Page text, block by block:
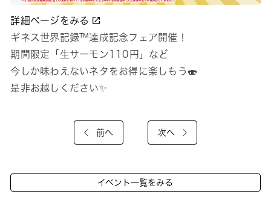
詳細ページをみる
ギネス世界記録™達成記念フェア開催！
期間限定「生サーモン110円」など
今しか味わえないネタをお得に楽しもう🍣
是非お越しください✨
前へ 次へ
イベント一覧をみる